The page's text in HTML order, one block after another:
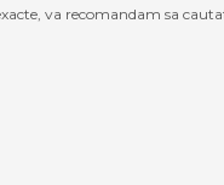
va recomandam sa